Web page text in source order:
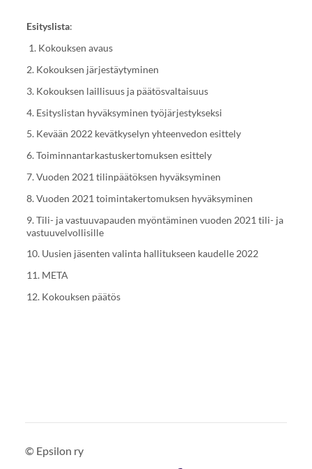
Esityslista:
1. Kokouksen avaus
2. Kokouksen järjestäytyminen
3. Kokouksen laillisuus ja päätösvaltaisuus
4. Esityslistan hyväksyminen työjärjestykseksi
5. Kevään 2022 kevätkyselyn yhteenvedon esittely
6. Toiminnantarkastuskertomuksen esittely
7. Vuoden 2021 tilinpäätöksen hyväksyminen
8. Vuoden 2021 toimintakertomuksen hyväksyminen
9. Tili- ja vastuuvapauden myöntäminen vuoden 2021 tili- ja
vastuuvelvollisille
10. Uusien jäsenten valinta hallitukseen kaudelle 2022
11. META
12. Kokouksen päätös
© Epsilon ry